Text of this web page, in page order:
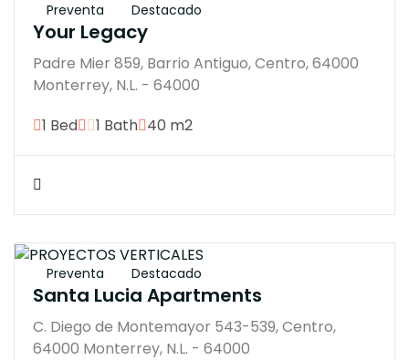
Preventa Destacado
Your Legacy
Padre Mier 859, Barrio Antiguo, Centro, 64000
Monterrey, N.L. - 64000
1 Bed
1 Bath 40 m2
Preventa Destacado
Santa Lucia Apartments
C. Diego de Montemayor 543-539, Centro,
64000 Monterrey, N.L. - 64000